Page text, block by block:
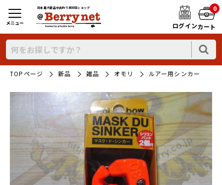
日本最大新品中古釣り具WEBショップ
ログイン
0
カート
メニュー
TOPページ 新品 雑品 オモリ ルアー用シンカー